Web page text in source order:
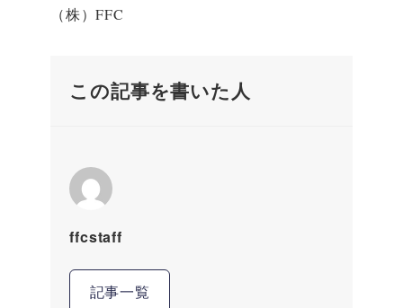
（株）FFC
この記事を書いた人
ffcstaff
記事一覧